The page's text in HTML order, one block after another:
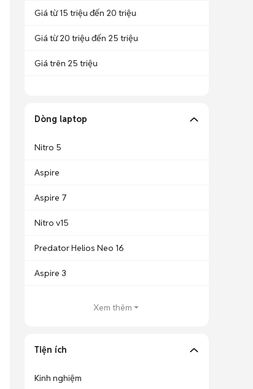
Giá từ 15 triệu đến 20 triệu
Giá từ 20 triệu đến 25 triệu
Giá trên 25 triệu
Dòng laptop
Nitro 5
Aspire
Aspire 7
Nitro v15
Predator Helios Neo 16
Aspire 3
Xem thêm
Tiện ích
Kinh nghiệm